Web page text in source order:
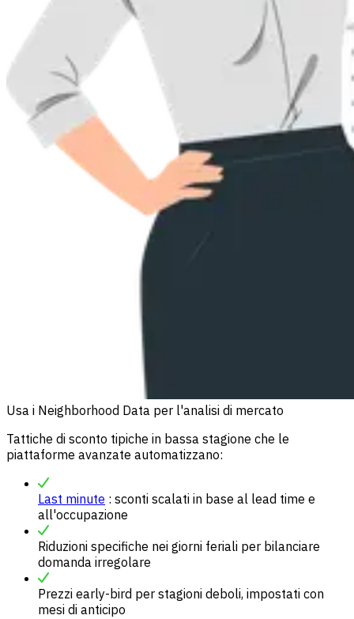
Usa i Neighborhood Data per l'analisi di mercato
Tattiche di sconto tipiche in bassa stagione che le
piattaforme avanzate automatizzano:
Last minute : sconti scalati in base al lead time e
all'occupazione
Riduzioni specifiche nei giorni feriali per bilanciare
domanda irregolare
Prezzi early-bird per stagioni deboli, impostati con
mesi di anticipo